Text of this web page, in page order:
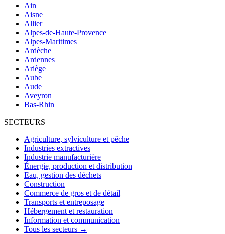
Ain
Aisne
Allier
Alpes-de-Haute-Provence
Alpes-Maritimes
Ardèche
Ardennes
Ariège
Aube
Aude
Aveyron
Bas-Rhin
SECTEURS
Agriculture, sylviculture et pêche
Industries extractives
Industrie manufacturière
Énergie, production et distribution
Eau, gestion des déchets
Construction
Commerce de gros et de détail
Transports et entreposage
Hébergement et restauration
Information et communication
Tous les secteurs →